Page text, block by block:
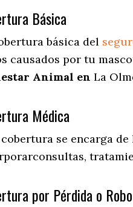
Básica
básica del
causados por tu
Animal en La
Médica
se encarga
por Pérdida o Robo